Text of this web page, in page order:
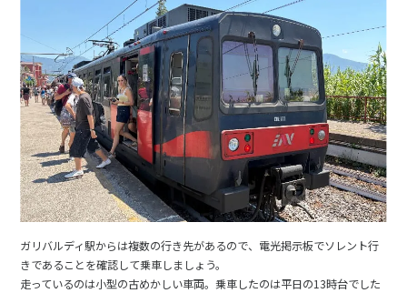
ガリバルディ駅からは複数の行き先があるので、電光掲示板でソレント行
きであることを確認して乗車しましょう。
走っているのは小型の古めかしい車両。乗車したのは平日の13時台でした